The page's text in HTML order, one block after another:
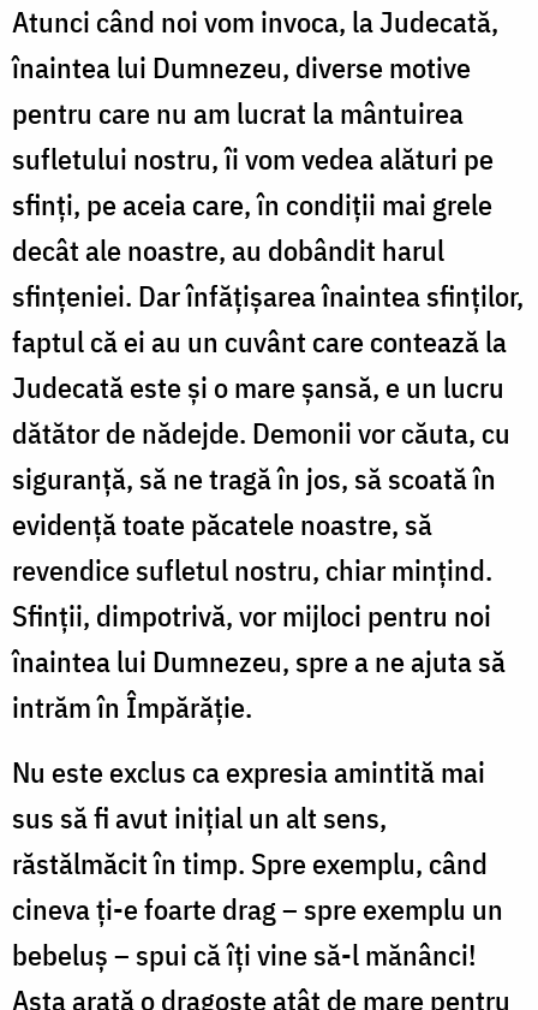
Atunci când noi vom invoca, la Judecată,
înaintea lui Dumnezeu, diverse motive
pentru care nu am lucrat la mântuirea
sufletului nostru, îi vom vedea alături pe
sfinţi, pe aceia care, în condiţii mai grele
decât ale noastre, au dobândit harul
sfinţeniei. Dar înfăţişarea înaintea sfinţilor,
faptul că ei au un cuvânt care contează la
Judecată este şi o mare şansă, e un lucru
dătător de nădejde. Demonii vor căuta, cu
siguranţă, să ne tragă în jos, să scoată în
evidenţă toate păcatele noastre, să
revendice sufletul nostru, chiar mințind.
Sfinţii, dimpotrivă, vor mijloci pentru noi
înaintea lui Dumnezeu, spre a ne ajuta să
intrăm în Împărăţie.
Nu este exclus ca expresia amintită mai
sus să fi avut iniţial un alt sens,
răstălmăcit în timp. Spre exemplu, când
cineva ţi-e foarte drag – spre exemplu un
bebeluş – spui că îţi vine să-l mănânci!
Asta arată o dragoste atât de mare pentru